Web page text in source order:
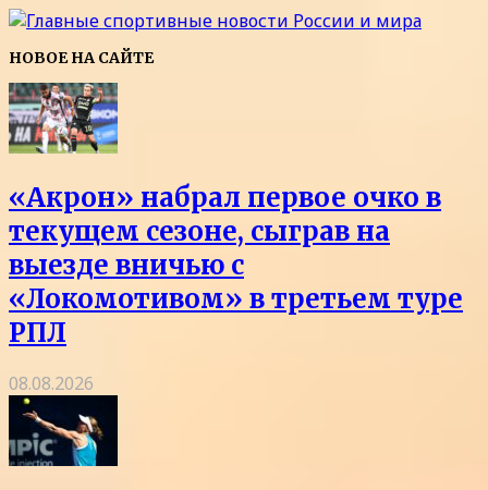
НОВОЕ НА САЙТЕ
«Акрон» набрал первое очко в
текущем сезоне, сыграв на
выезде вничью с
«Локомотивом» в третьем туре
РПЛ
08.08.2026